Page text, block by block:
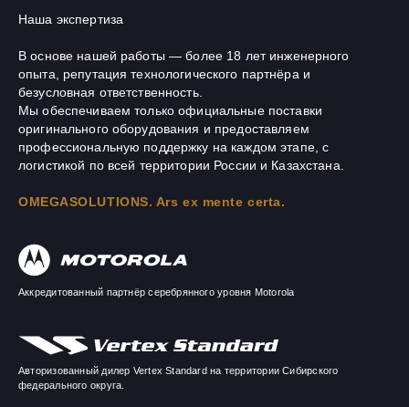
Наша экспертиза
В основе нашей работы — более 18 лет инженерного
опыта, репутация технологического партнёра и
безусловная ответственность.
Мы обеспечиваем только официальные поставки
оригинального оборудования и предоставляем
профессиональную поддержку на каждом этапе, с
логистикой по всей территории России и Казахстана.
OMEGASOLUTIONS. Ars ex mente certa.
Аккредитованный партнёр серебрянного уровня Motorola
Авторизованный дилер Vertex Standard на территории Сибирского
федерального округа.